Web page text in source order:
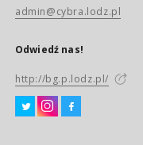
admin@cybra.lodz.pl
Odwiedź nas!
http://bg.p.lodz.pl/